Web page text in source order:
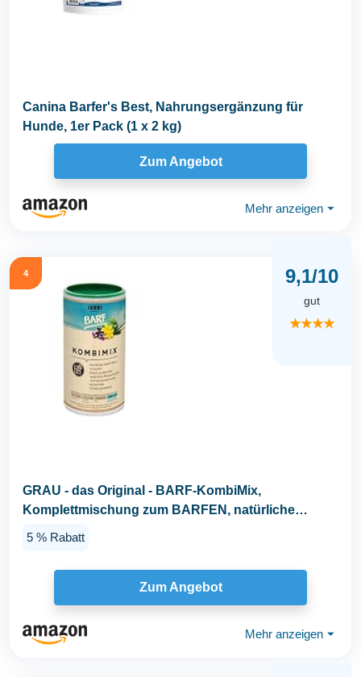
Canina Barfer's Best, Nahrungsergänzung für
Hunde, 1er Pack (1 x 2 kg)
Zum Angebot
Mehr anzeigen ⏷
4 9,1/10
gut
★★★★
GRAU - das Original - BARF-KombiMix,
Komplettmischung zum BARFEN, natürliche
5 % Rabatt
Zum Angebot
Mehr anzeigen ⏷